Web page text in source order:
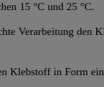
15 °C und 25 °C.
Verarbeitung den
Klebstoff in Form